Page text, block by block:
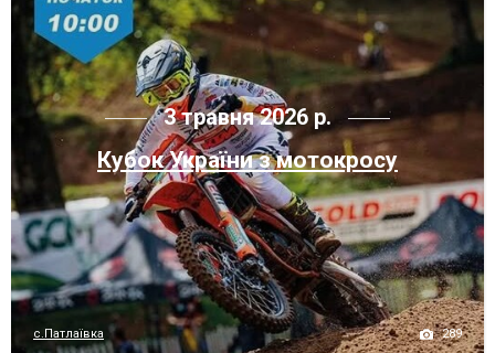
3 травня 2026 р.
Кубок України з мотокросу
с.Патлаївка 289